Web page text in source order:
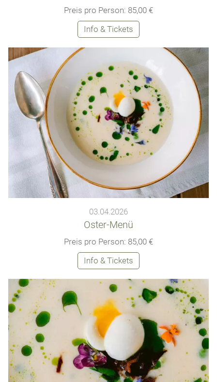
Preis pro Person: 85,00 €
Info & Tickets
03.04.2026
Oster-Menü
Preis pro Person: 85,00 €
Info & Tickets